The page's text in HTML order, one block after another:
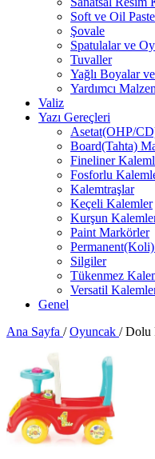
Soft ve Oil
Şovale
Spatulalar ve
Tuvaller
Yağlı Boyalar ve
Yardımcı
Valiz
Yazı Gereçleri
Asetat(OHP/
Board(Tahta)
Fineliner
Fosforlu
Kalemtraşlar
Keçeli Kalemler
Kurşun
Paint Markörler
Silgiler
Tükenmez
Versatil
Genel
Ana Sayfa / Oyuncak / Dolu